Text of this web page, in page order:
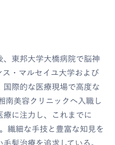
東邦大学大橋病院で脳神
・マルセイユ大学および
際的な医療現場で高度な
南美容クリニックへ入職し
に注力し、これまでに
繊細な手技と豊富な知見を
髪治療を追求している。